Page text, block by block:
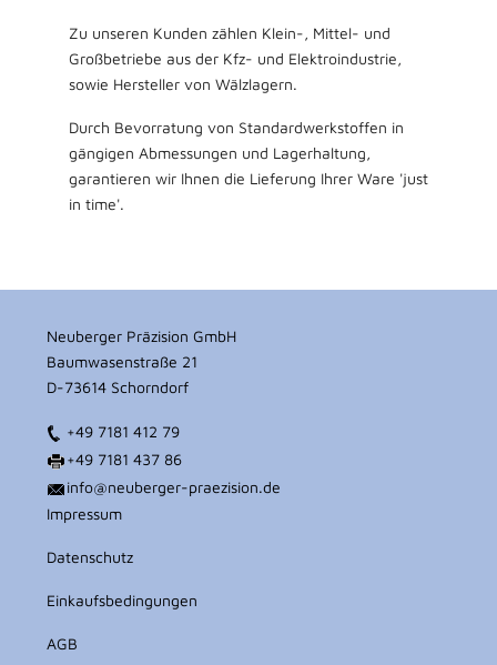
Zu unseren Kunden zählen Klein-, Mittel- und
Großbetriebe aus der Kfz- und Elektroindustrie,
sowie Hersteller von Wälzlagern.
Durch Bevorratung von Standardwerkstoffen in
gängigen Abmessungen und Lagerhaltung,
garantieren wir Ihnen die Lieferung Ihrer Ware 'just
in time'.
Neuberger Präzision GmbH
Baumwasenstraße 21
D-73614 Schorndorf
+49 7181 412 79
+49 7181 437 86
info@neuberger-praezision.de
Impressum
Datenschutz
Einkaufsbedingungen
AGB